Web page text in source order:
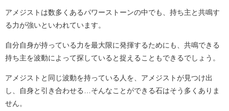
アメジストは数多くあるパワーストーンの中でも、持ち主と共鳴す
る力が強いといわれています。
自分自身が持っている力を最大限に発揮するためにも、共鳴できる
持ち主を波動によって探していると捉えることもできるでしょう。
アメジストと同じ波動を持っている人を、アメジストが見つけ出
し、自身と引き合わせる…そんなことができる石はそう多くありま
せん。